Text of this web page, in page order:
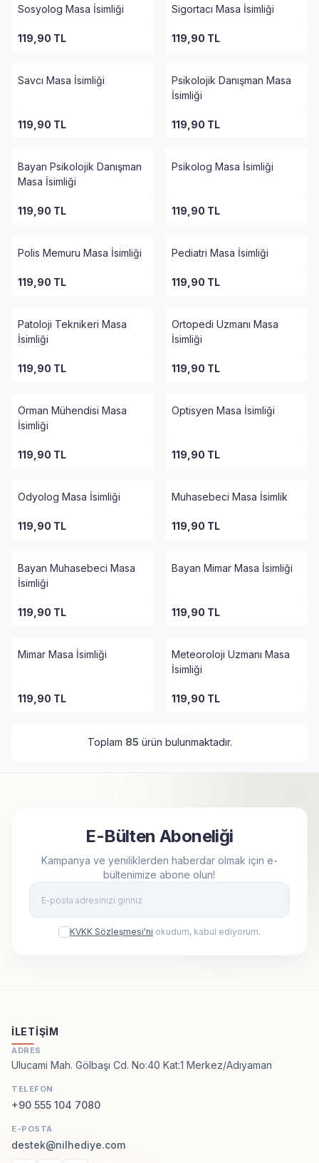
Tükendi
Sosyolog Masa İsimliği
119,90 TL
Tükendi
Sigortacı Masa İsimliği
119,90 TL
Tükendi
Savcı Masa İsimliği
119,90 TL
Tükendi
Psikolojik Danışman Masa
İsimliği
119,90 TL
Tükendi
Bayan Psikolojik Danışman
Masa İsimliği
119,90 TL
Tükendi
Psikolog Masa İsimliği
119,90 TL
Tükendi
Polis Memuru Masa İsimliği
119,90 TL
Tükendi
Pediatri Masa İsimliği
119,90 TL
Tükendi
Patoloji Teknikeri Masa
İsimliği
119,90 TL
Tükendi
Ortopedi Uzmanı Masa
İsimliği
119,90 TL
Tükendi
Orman Mühendisi Masa
İsimliği
119,90 TL
Tükendi
Optisyen Masa İsimliği
119,90 TL
Tükendi
Odyolog Masa İsimliği
119,90 TL
Tükendi
Muhasebeci Masa İsimlik
119,90 TL
Tükendi
Bayan Muhasebeci Masa
İsimliği
119,90 TL
Tükendi
Bayan Mimar Masa İsimliği
119,90 TL
Tükendi
Mimar Masa İsimliği
119,90 TL
Tükendi
Meteoroloji Uzmanı Masa
İsimliği
119,90 TL
Toplam 85 ürün bulunmaktadır.
E-Bülten Aboneliği
Kampanya ve yeniliklerden haberdar olmak için e-
bültenimize abone olun!
KVKK Sözleşmesi'ni okudum, kabul ediyorum.
İLETIŞIM
ADRES
Ulucami Mah. Gölbaşı Cd. No:40 Kat:1 Merkez/Adıyaman
TELEFON
+90 555 104 7080
E-POSTA
destek@nilhediye.com